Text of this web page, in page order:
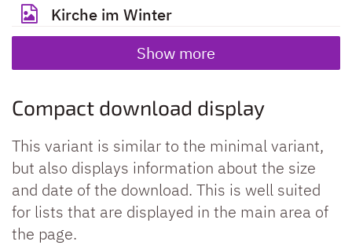
Kirche im Winter
Show more
Compact download display
This variant is similar to the minimal variant,
but also displays information about the size
and date of the download. This is well suited
for lists that are displayed in the main area of
the page.